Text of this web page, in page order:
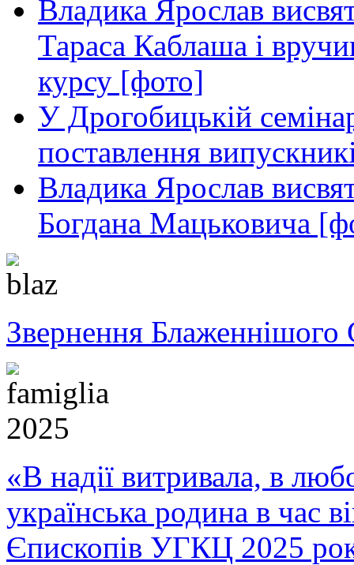
Владика Ярослав
Тараса Каблаша і
курсу [фото]
У Дрогобицькій
поставлення
Владика Ярослав
Богдана Мацьковича
Звернення Блаженнішого
«В надії витривала, в
українська родина в час
Єпископів УГКЦ 2025